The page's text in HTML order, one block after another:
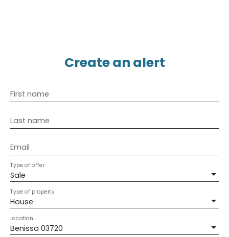
Create an alert
First name
Last name
Email
Sale
Type of offer
House
Type of property
Benissa 03720
Location